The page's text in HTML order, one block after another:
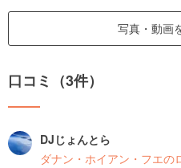
写真・動画
口コミ（3件）
DJじょんとら
ダナン・ホイアン・フエの